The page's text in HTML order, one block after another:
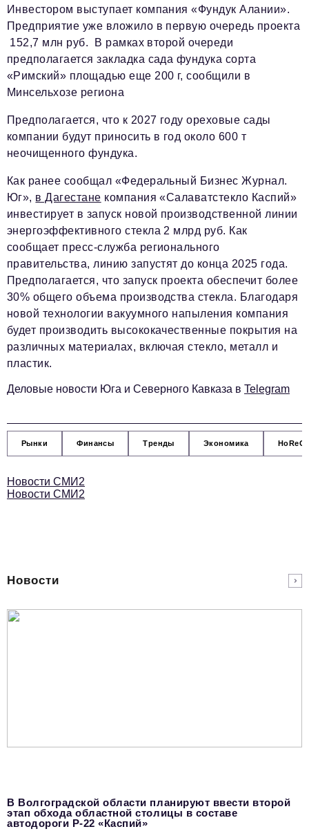
Красота и здоровье
Энергетика
Недвижимость
Мнение
Технологии
Политика
Промышленность
Общество
Транспорт
Ритейл
Телеком
Социальная сфера
ЖКХ
Образование
Новости компании
Телефон редакции:
Отдел рекламы
Отдел распространения/редакционная подписка
Инвестором выступает компания «Фундук Алании».
Предприятие уже вложило в первую очередь проекта
152,7 млн руб. В рамках второй очереди
предполагается закладка сада фундука сорта
«Римский» площадью еще 200 г, сообщили в
Минсельхозе региона
Предполагается, что к 2027 году ореховые сады
компании будут приносить в год около 600 т
неочищенного фундука.
Как ранее сообщал «Федеральный Бизнес Журнал.
Юг», в Дагестане компания «Салаватстекло Каспий»
инвестирует в запуск новой производственной линии
энергоэффективного стекла 2 млрд руб. Как
сообщает пресс-служба регионального
правительства, линию запустят до конца 2025 года.
Предполагается, что запуск проекта обеспечит более
30% общего объема производства стекла. Благодаря
новой технологии вакуумного напыления компания
будет производить высококачественные покрытия на
различных материалах, включая стекло, металл и
пластик.
Деловые новости Юга и Северного Кавказа в Telegram
Рынки Финансы Тренды Экономика HoReCa
Новости СМИ2
Новости СМИ2
Новости
В Волгоградской области планируют ввести второй
этап обхода областной столицы в составе
автодороги Р-22 «Каспий»